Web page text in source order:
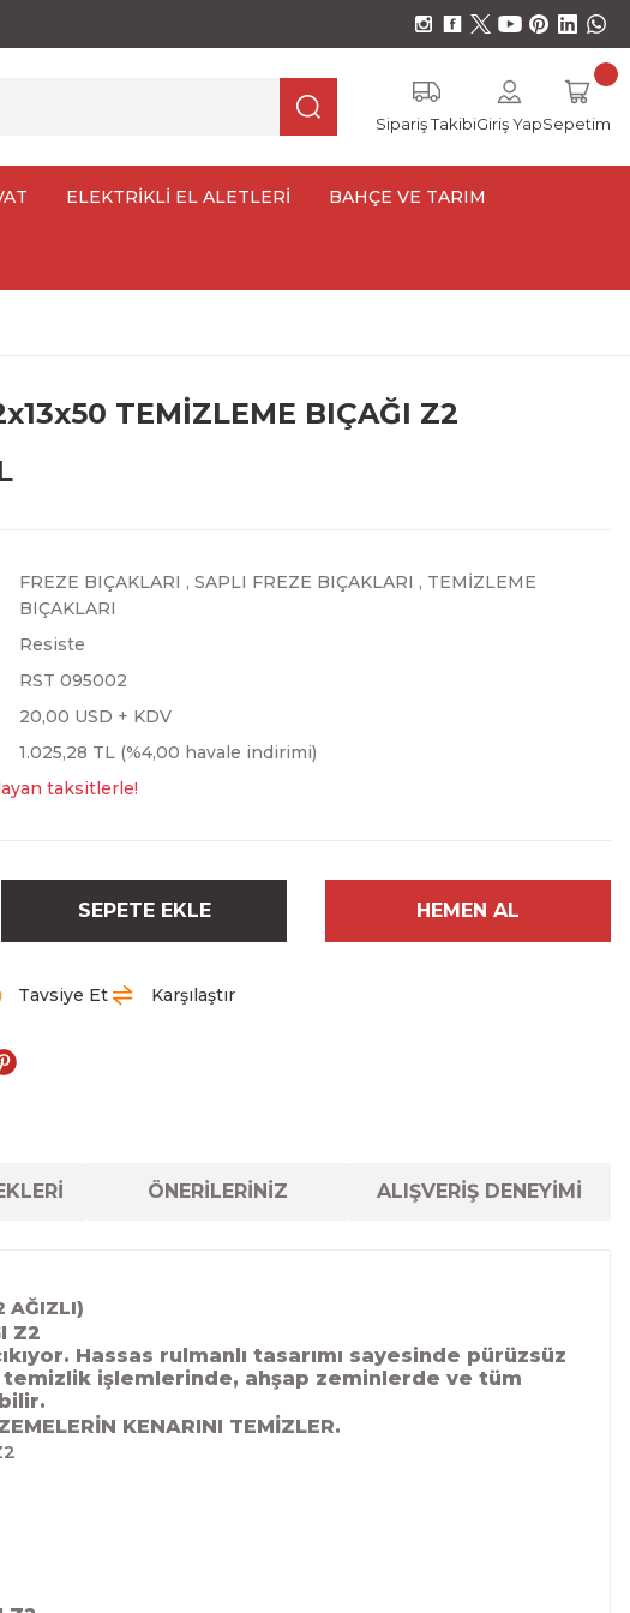
Sipariş TakibiGiriş YapSepetim
ELEKTRİKLİ EL ALETLERİ BAHÇE VE TARIM
TEMİZLEME BIÇAĞI Z2
FREZE BIÇAKLARI , SAPLI FREZE BIÇAKLARI , TEMİZLEME
BIÇAKLARI
Resiste
RST 095002
20,00 USD + KDV
1.025,28 TL (%4,00 havale indirimi)
taksitlerle!
SEPETE EKLE HEMEN AL
Tavsiye Et Karşılaştır
ÖNERİLERİNİZ ALIŞVERİŞ DENEYİMİ
AĞIZLI)
Z2
Hassas rulmanlı tasarımı sayesinde pürüzsüz
işlemlerinde, ahşap zeminlerde ve tüm
KENARINI TEMİZLER.